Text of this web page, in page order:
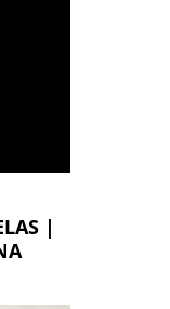
|